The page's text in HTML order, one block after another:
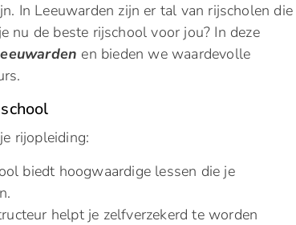
In Leeuwarden zijn er tal van rijscholen die
nu de beste rijschool voor jou? In deze
en bieden we waardevolle
rijopleiding:
biedt hoogwaardige lessen die je
helpt je zelfverzekerd te worden